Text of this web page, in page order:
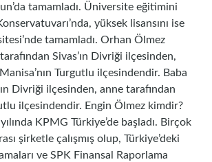
tamamladı. Üniversite eğitimini
yüksek lisansını ise
tamamladı. Orhan Ölmez
tarafından Sivas’ın Divriği ilçesinden,
Turgutlu ilçesindendir. Baba
Divriği ilçesinden, anne tarafından
ilçesindendir. Engin Ölmez kimdir?
KPMG Türkiye’de başladı. Birçok
şirketle çalışmış olup, Türkiye’deki
ve SPK Finansal Raporlama